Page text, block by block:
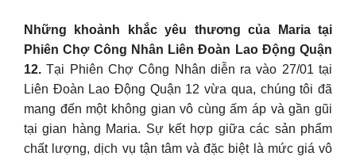
Những khoảnh khắc yêu thương của Maria tại
Phiên Chợ Công Nhân Liên Đoàn Lao Động Quận
12.Tại Phiên Chợ Công Nhân diễn ra vào 27/01 tại
Liên Đoàn Lao Động Quận 12 vừa qua, chúng tôi đã
mang đến một không gian vô cùng ấm áp và gần gũi
tại gian hàng Maria. Sự kết hợp giữa các sản phẩm
chất lượng, dịch vụ tận tâm và đặc biệt là mức giá vô